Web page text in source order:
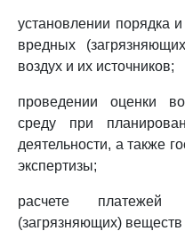
установлении порядка
вредных
воздух и их источников;
проведении оценки
среду при
деятельности, а также
экспертизы;
расчете
(загрязняющих)